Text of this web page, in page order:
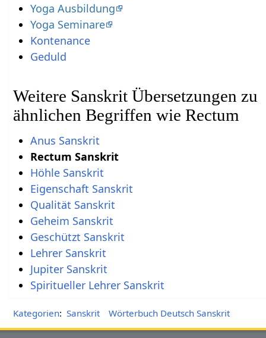
Yoga Ausbildung
Yoga Seminare
Kontenance
Geduld
Weitere Sanskrit Übersetzungen zu
ähnlichen Begriffen wie Rectum
Anus Sanskrit
Rectum Sanskrit
Höhle Sanskrit
Eigenschaft Sanskrit
Qualität Sanskrit
Geheim Sanskrit
Geschützt Sanskrit
Lehrer Sanskrit
Jupiter Sanskrit
Spiritueller Lehrer Sanskrit
Kategorien: Sanskrit Wörterbuch Deutsch Sanskrit